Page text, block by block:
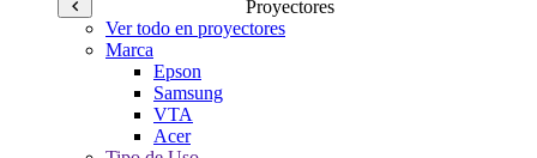
Proyectores
Ver todo en proyectores
Marca
Epson
Samsung
VTA
Acer